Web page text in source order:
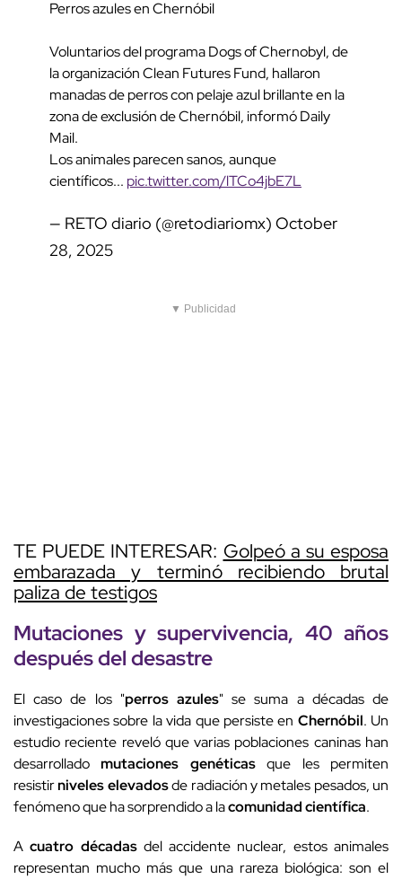
Perros azules en Chernóbil
Voluntarios del programa Dogs of Chernobyl, de
la organización Clean Futures Fund, hallaron
manadas de perros con pelaje azul brillante en la
zona de exclusión de Chernóbil, informó Daily
Mail.
Los animales parecen sanos, aunque
científicos... pic.twitter.com/lTCo4jbE7L
— RETO diario (@retodiariomx) October
28, 2025
▼ Publicidad
TE PUEDE INTERESAR: Golpeó a su esposa
embarazada y terminó recibiendo brutal
paliza de testigos
Mutaciones y supervivencia, 40 años
después del desastre
El caso de los "perros azules" se suma a décadas de
investigaciones sobre la vida que persiste en Chernóbil. Un
estudio reciente reveló que varias poblaciones caninas han
desarrolladomutaciones genéticasque les permiten
resistirniveles elevadosde radiación y metales pesados, un
fenómeno que ha sorprendido a lacomunidad científica.
Acuatro décadasdel accidente nuclear, estos animales
representan mucho más que una rareza biológica: son el